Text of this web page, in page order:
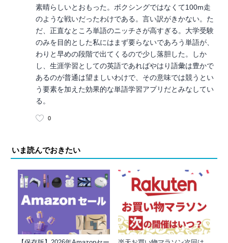
素晴らしいとおもった。ボクシングではなくて100m走
のような戦いだったわけである。言い訳がきかない。た
だ、正直なところ単語のニッチさが高すぎる。大学受験
のみを目的とした私にはまず要らないであろう単語が、
わりと早めの段階で出てくるので少し落胆した。しか
し、生涯学習としての英語であればやはり語彙は豊かで
あるのが普通は望ましいわけで、その意味では競うとい
う要素を加えた効果的な単語学習アプリだとみなしてい
る。
0
いま読んでおきたい